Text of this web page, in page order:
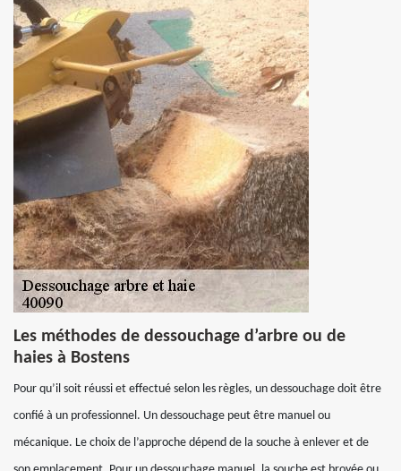
Les méthodes de dessouchage d’arbre ou de
haies à Bostens
Pour qu’il soit réussi et effectué selon les règles, un dessouchage doit être
confié à un professionnel. Un dessouchage peut être manuel ou
mécanique. Le choix de l’approche dépend de la souche à enlever et de